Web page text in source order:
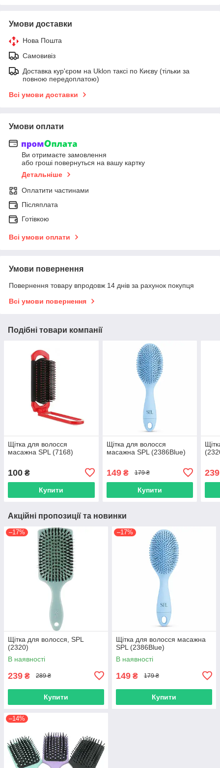
Умови доставки
Нова Пошта
Самовивіз
Доставка кур'єром на Uklon таксі по Києву (тільки за
повною передоплатою)
Всі умови доставки
Умови оплати
Ви отримаєте замовлення
або гроші повернуться на вашу картку
Детальніше
Оплатити частинами
Післяплата
Готівкою
Всі умови оплати
Умови повернення
Повернення товару впродовж 14 днів за рахунок покупця
Всі умови повернення
Подібні товари компанії
Щітка для волосся
масажна SPL (7168)
100 ₴
Купити
Щітка для волосся
масажна SPL (2386Blue)
149₴ 179 ₴
Купити
239
Акційні пропозиції та новинки
–17%
Щітка для волосся, SPL
(2320)
В наявності
239 ₴ 289 ₴
Купити
–17%
Щітка для волосся масажна
SPL (2386Blue)
В наявності
149 ₴ 179 ₴
Купити
–14%